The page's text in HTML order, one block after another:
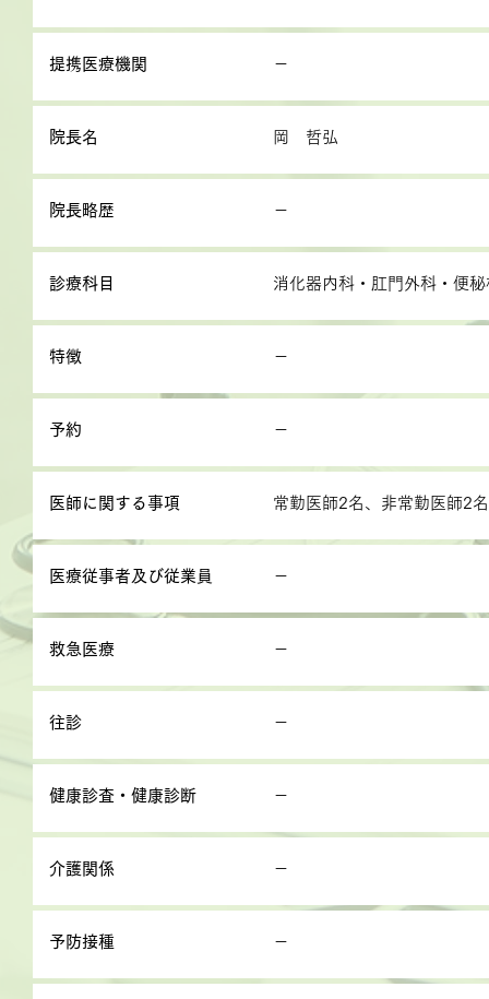
提携医療機関 －
院長名 岡 哲弘
院長略歴 －
診療科目 消化器内科・肛門外科・便
特徴 －
予約 －
医師に関する事項 常勤医師2名、非常勤医師2名
医療従事者及び従業員 －
救急医療 －
往診 －
健康診査・健康診断 －
介護関係 －
予防接種 －